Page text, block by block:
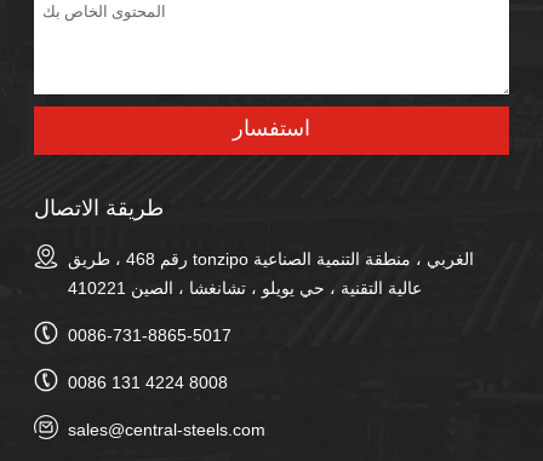
طريقة الاتصال
رقم 468 ، طريق tonzipo الغربي ، منطقة التنمية الصناعية
عالية التقنية ، حي يويلو ، تشانغشا ، الصين 410221
0086-731-8865-5017
0086 131 4224 8008
sales@central-steels.com